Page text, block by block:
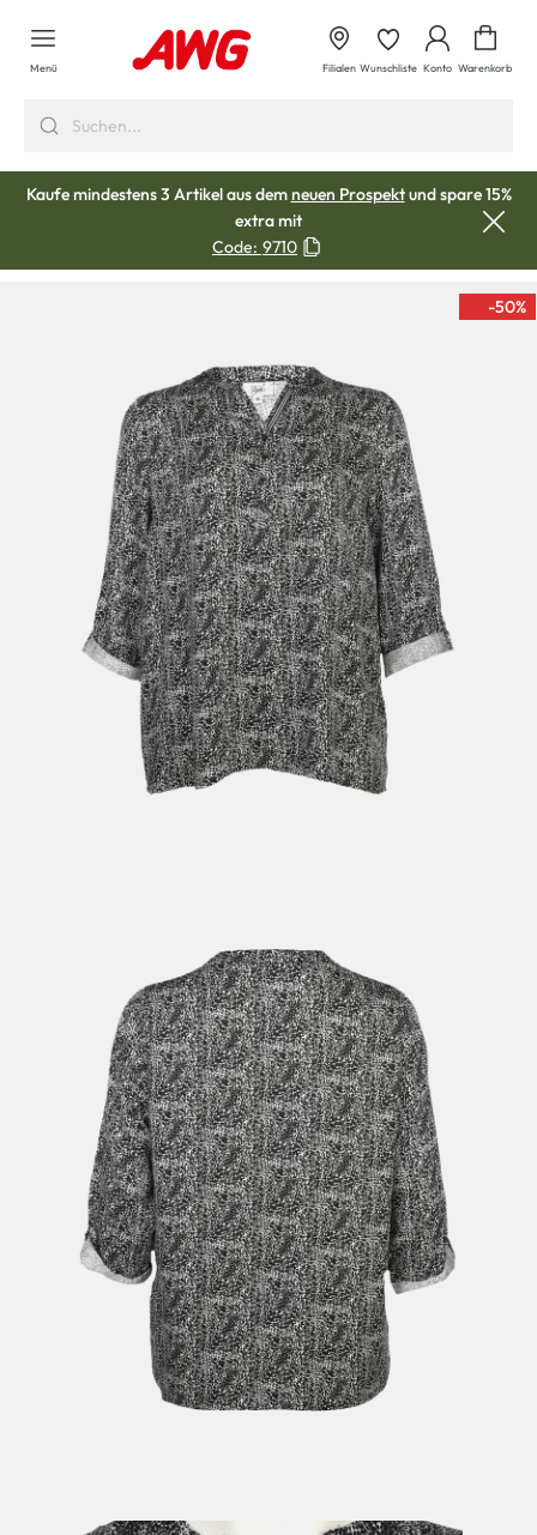
springen
Menü Filialen Wunschliste Konto Warenkorb
Kaufe mindestens 3 Artikel aus demneuen Prospektund spare 15%
extra mit
Code: 9710
-50%